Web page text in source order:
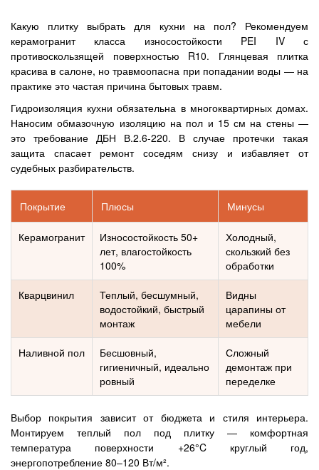
Какую плитку выбрать для кухни на пол? Рекомендуем
керамогранит класса износостойкости PEI IV с
противоскользящей поверхностью R10. Глянцевая плитка
красива в салоне, но травмоопасна при попадании воды — на
практике это частая причина бытовых травм.
Гидроизоляция кухни обязательна в многоквартирных домах.
Наносим обмазочную изоляцию на пол и 15 см на стены —
это требование ДБН В.2.6-220. В случае протечки такая
защита спасает ремонт соседям снизу и избавляет от
судебных разбирательств.
Покрытие Плюсы Минусы
Керамогранит
Износостойкость 50+
лет, влагостойкость
100%
Холодный,
скользкий без
обработки
Кварцвинил
Теплый, бесшумный,
водостойкий, быстрый
монтаж
Видны
царапины от
мебели
Наливной пол
Бесшовный,
гигиеничный, идеально
ровный
Сложный
демонтаж при
переделке
Выбор покрытия зависит от бюджета и стиля интерьера.
Монтируем теплый пол под плитку — комфортная
температура поверхности +26°C круглый год,
энергопотребление 80–120 Вт/м².